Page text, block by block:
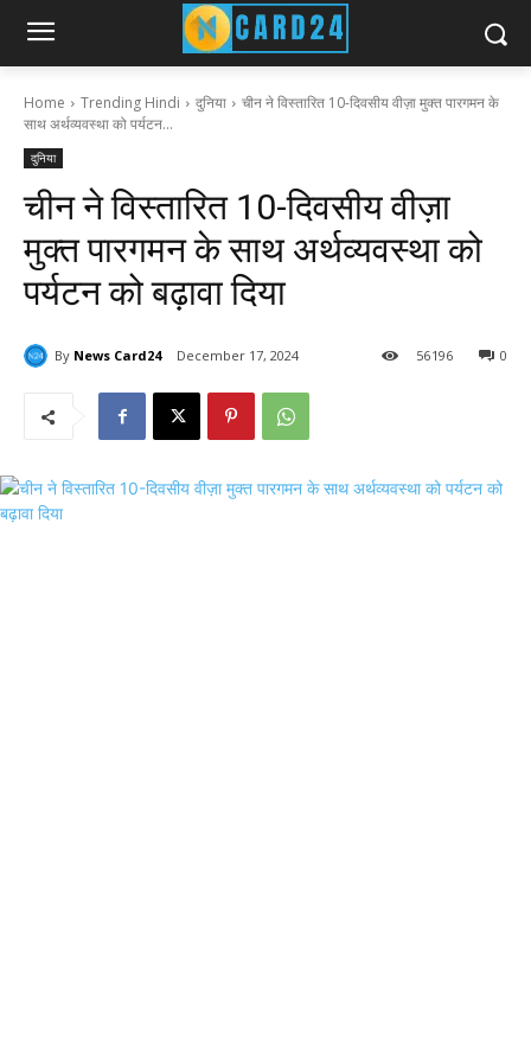
Home Trending Hindi दुनिया
चीन ने विस्तारित 10-दिवसीय वीज़ा मुक्त पारगमन के
साथ अर्थव्यवस्था को पर्यटन...
दुनिया
चीन ने विस्तारित 10-दिवसीय वीज़ा
मुक्त पारगमन के साथ अर्थव्यवस्था को
पर्यटन को बढ़ावा दिया
By News Card24 December 17, 2024 0
56196